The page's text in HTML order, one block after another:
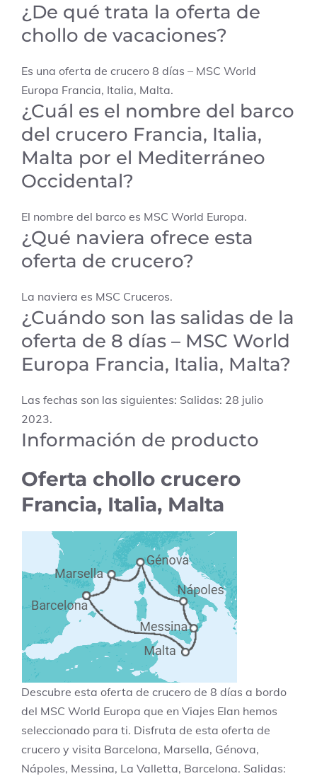
¿De qué trata la oferta de
chollo de vacaciones?
Es una oferta de crucero 8 días – MSC World
Europa Francia, Italia, Malta.
¿Cuál es el nombre del barco
del crucero Francia, Italia,
Malta por el Mediterráneo
Occidental?
El nombre del barco es MSC World Europa.
¿Qué naviera ofrece esta
oferta de crucero?
La naviera es MSC Cruceros.
¿Cuándo son las salidas de la
oferta de 8 días – MSC World
Europa Francia, Italia, Malta?
Las fechas son las siguientes: Salidas: 28 julio
2023.
Información de producto
Oferta chollo crucero
Francia, Italia, Malta
Descubre esta oferta de crucero de 8 días a bordo
del MSC World Europa que en Viajes Elan hemos
seleccionado para ti. Disfruta de esta oferta de
crucero y visita Barcelona, Marsella, Génova,
Nápoles, Messina, La Valletta, Barcelona. Salidas: